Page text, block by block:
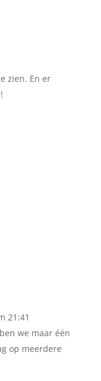
zien. En er
21:41
we maar één
op meerdere